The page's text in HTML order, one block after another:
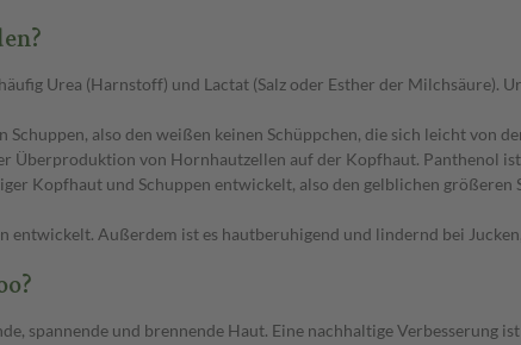
Urea (Harnstoff) und Lactat (Salz oder Esther der Milchsäure).
also den weißen keinen Schüppchen, die sich leicht von
Überproduktion von Hornhautzellen auf der Kopfhaut. Panthenol
Kopfhaut und Schuppen entwickelt, also den gelblichen
Außerdem ist es hautberuhigend und lindernd bei
spannende und brennende Haut. Eine nachhaltige Verbesserung